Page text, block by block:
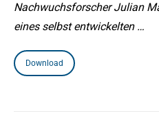
Nachwuchsforscher Julian
eines selbst entwickelten …
Download